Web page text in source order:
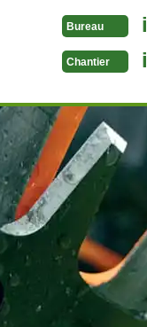
Bureau
Chantier